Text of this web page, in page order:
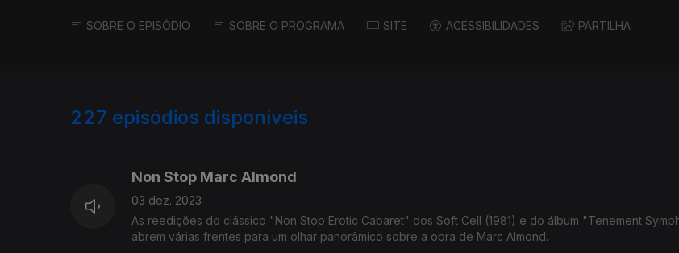
SOBRE O EPISÓDIO SOBRE O PROGRAMA SITE ACESSIBILIDADES PARTILHA
227 episódios disponíveis
Non Stop Marc Almond
03 dez. 2023
As reedições do clássico "Non Stop Erotic Cabaret" dos Soft Cell (1981) e do álbum "Tenement
abrem várias frentes para um olhar panorâmico sobre a obra de Marc Almond.